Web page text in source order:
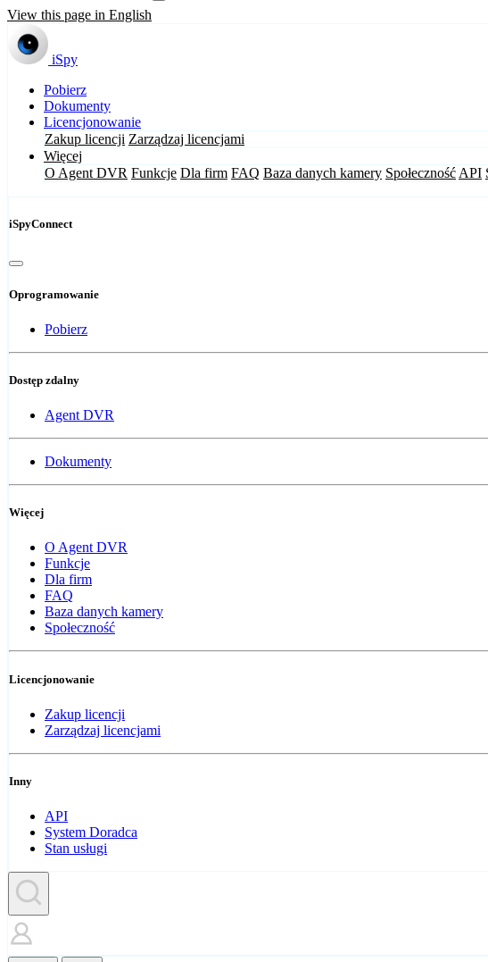
View this page in English
iSpy
Pobierz
Dokumenty
Licencjonowanie
Zakup licencji Zarządzaj licencjami
Więcej
O Agent DVR Funkcje Dla firm FAQ Baza danych kamery Społeczność API
iSpyConnect
Oprogramowanie
Pobierz
Dostęp zdalny
Agent DVR
Dokumenty
Więcej
O Agent DVR
Funkcje
Dla firm
FAQ
Baza danych kamery
Społeczność
Licencjonowanie
Zakup licencji
Zarządzaj licencjami
Inny
API
System Doradca
Stan usługi